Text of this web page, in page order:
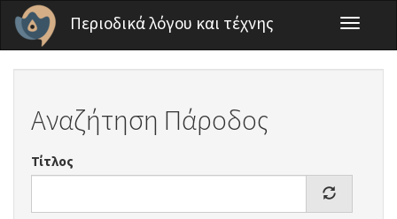
Παράκαμψη προς το κυρίως περιεχόμενο
Περιοδικά λόγου και τέχνης
Toggle
Αναζήτηση Πάροδος
Τίτλος